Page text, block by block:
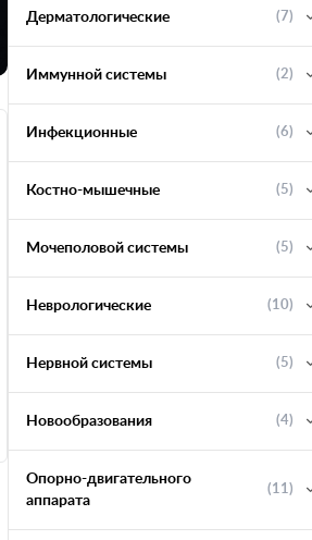
Дерматологические (7)
Иммунной системы (2)
Инфекционные (6)
Костно-мышечные (5)
Мочеполовой системы (5)
Неврологические (10)
Нервной системы (5)
Новообразования (4)
Опорно-двигательного
аппарата
(11)